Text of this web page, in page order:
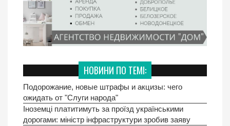
НОВИНИ ПО ТЕМІ:
Подорожание, новые штрафы и акцизы: чего
ожидать от "Слуги народа"
Іноземці платитимуть за проїзд українськими
дорогами: міністр інфраструктури зробив заяву